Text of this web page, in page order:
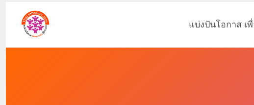
แบ่งปันโอกาส เ